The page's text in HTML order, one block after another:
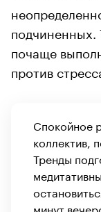
подчиненных.
почаще
против
Спокойное
коллектив,
Тренды
минут